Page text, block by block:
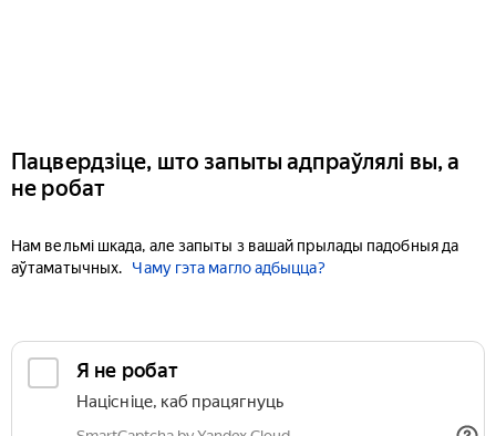
Пацвердзіце, што запыты адпраўлялі вы, а
не робат
Нам вельмі шкада, але запыты з вашай прылады падобныя да
аўтаматычных.
Чаму гэта магло адбыцца?
Я не робат
Націсніце, каб працягнуць